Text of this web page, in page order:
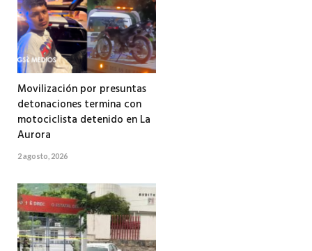
Movilización por presuntas
detonaciones termina con
motociclista detenido en La
Aurora
2 agosto, 2026